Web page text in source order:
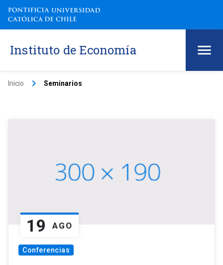
Instituto de Economía
Inicio keyboard_arrow_right Seminarios
19 AGO
Conferencias